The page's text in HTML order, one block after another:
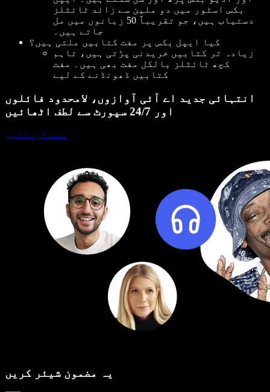
بکس اسٹور میں دو ملین سے زائد ٹائٹلز
دستیاب ہیں، جو تقریباً 50 زبانوں میں مل
جاتے ہیں۔
کیا ایپل بکس پر مفت کتابیں ملتی ہیں؟
زیادہ تر کتابیں خریدنی پڑتی ہیں، تاہم
کچھ ٹائٹلز بالکل مفت بھی ہیں۔ مفت
کتابیں ڈھونڈنے کے لیے
انتہائی جدید اے آئی آوازوں، لامحدود فائلوں
اور 24/7 سپورٹ سے لطف اٹھائیں
مفت آزمائیں
یہ مضمون شیئر کریں